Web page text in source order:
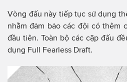
Vòng đấu này tiếp tục sử dụng
nhằm đảm bảo các đội có thêm
đầu tiên. Toàn bộ các cặp đấu
dụng Full Fearless Draft.